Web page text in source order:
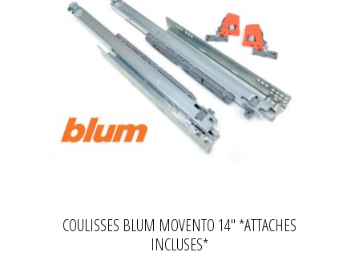
COULISSES BLUM MOVENTO 14'' *ATTACHES
INCLUSES*